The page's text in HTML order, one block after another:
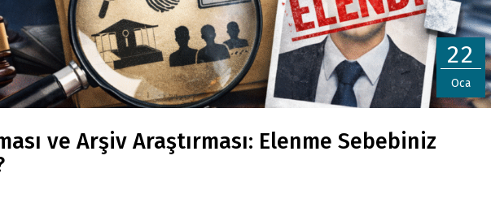
22
Oca
ve Arşiv Araştırması: Elenme Sebebiniz